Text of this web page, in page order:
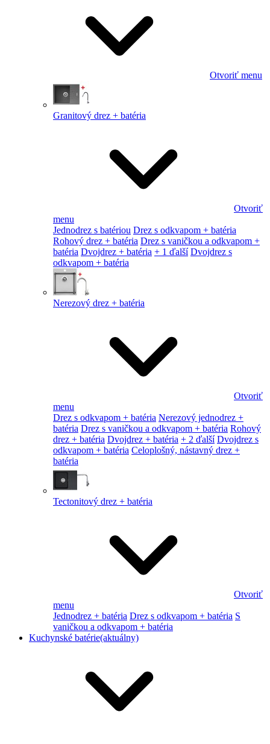
Otvoriť menu
Granitový drez + batéria
Otvoriť
menu
Jednodrez s batériou Drez s odkvapom + batéria
Rohový drez + batéria Drez s vaničkou a odkvapom +
batéria Dvojdrez + batéria + 1 ďalší Dvojdrez s
odkvapom + batéria
Nerezový drez + batéria
Otvoriť
menu
Drez s odkvapom + batéria Nerezový jednodrez +
batéria Drez s vaničkou a odkvapom + batéria Rohový
drez + batéria Dvojdrez + batéria + 2 ďalší Dvojdrez s
odkvapom + batéria Celoplošný, nástavný drez +
batéria
Tectonitový drez + batéria
Otvoriť
menu
Jednodrez + batéria Drez s odkvapom + batéria S
vaničkou a odkvapom + batéria
Kuchynské batérie(aktuálny)